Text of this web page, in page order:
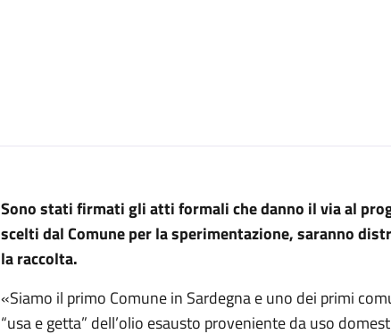
Sono stati firmati gli atti formali che danno il via al
scelti dal Comune per la sperimentazione, saranno
la raccolta.
«Siamo il primo Comune in Sardegna e uno dei primi
“usa e getta” dell’olio esausto proveniente da uso